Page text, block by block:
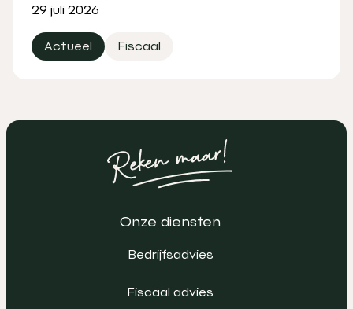
29 juli 2026
Actueel Fiscaal
Onze diensten
Bedrijfsadvies
Fiscaal advies